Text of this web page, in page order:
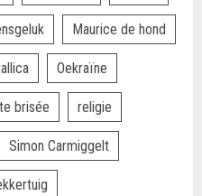
Maurice de hond
Oekraïne
brisée religie
Simon Carmiggelt